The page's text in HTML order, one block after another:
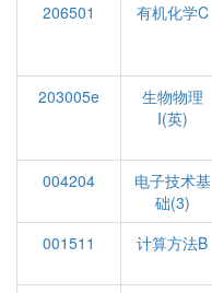
206501 有机化学C
203005e
生物物理
I(英)
004204
电子技术基
础(3)
001511 计算方法B